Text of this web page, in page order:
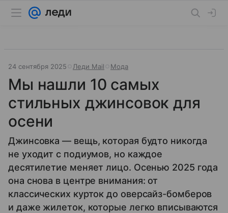
24 сентября 2025 Леди Mail Мода
Мы нашли 10 самых
стильных джинсовок для
осени
Джинсовка — вещь, которая будто никогда
не уходит с подиумов, но каждое
десятилетие меняет лицо. Осенью 2025 года
она снова в центре внимания: от
классических курток до оверсайз-бомберов
и даже жилеток, которые легко вписываются